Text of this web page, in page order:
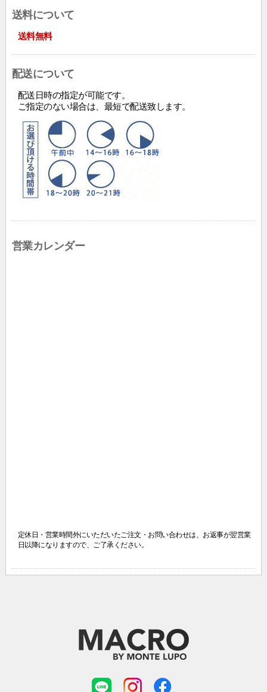
送料について
送料無料
配送について
配送日時の指定が可能です。
ご指定のない場合は、最短で配送致します。
営業カレンダー
定休日・営業時間外にいただいたご注文・お問い合わせは、 お返事が翌営業
日以降になりますので、ご了承ください。